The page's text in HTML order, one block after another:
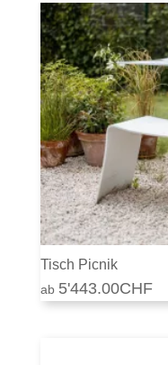
Tisch Picnik
5'443.00CHF